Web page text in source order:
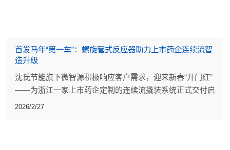
首发马年“第一车”：螺旋管式反应器助力上市药企连续流智
造升级
沈氏节能旗下微智源积极响应客户需求，迎来新春“开门红”
——为浙江一家上市药企定制的连续流撬装系统正式交付启
运。
2026/2/27